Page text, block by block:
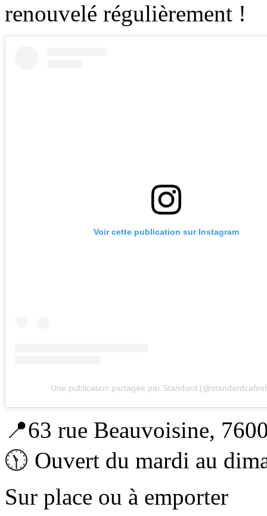
renouvelé régulièrement !
Voir cette publication sur Instagram
Une publication partagée par Standard
📍63 rue Beauvoisine,
🕦 Ouvert du mardi au
Sur place ou à emporter